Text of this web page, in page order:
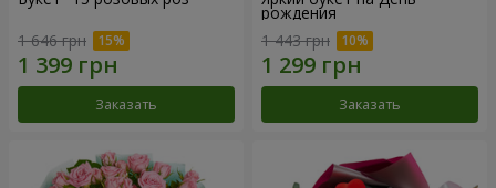
1 646 грн
Заказать
рождения
1 443 грн
Заказать